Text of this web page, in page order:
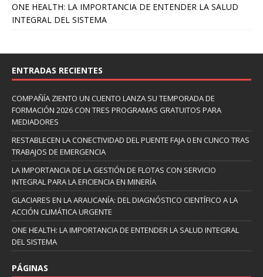
ONE HEALTH: LA IMPORTANCIA DE ENTENDER LA SALUD
INTEGRAL DEL SISTEMA
ENTRADAS RECIENTES
COMPAÑÍA ZIENTO UN CUENTO LANZA SU TEMPORADA DE
FORMACIÓN 2026 CON TRES PROGRAMAS GRATUITOS PARA
MEDIADORES
RESTABLECEN LA CONECTIVIDAD DEL PUENTE FAJA 0 EN CUNCO TRAS
TRABAJOS DE EMERGENCIA
LA IMPORTANCIA DE LA GESTIÓN DE FLOTAS CON SERVICIO
INTEGRAL PARA LA EFICIENCIA EN MINERÍA
GLACIARES EN LA ARAUCANÍA: DEL DIAGNÓSTICO CIENTÍFICO A LA
ACCIÓN CLIMÁTICA URGENTE
ONE HEALTH: LA IMPORTANCIA DE ENTENDER LA SALUD INTEGRAL
DEL SISTEMA
PÁGINAS